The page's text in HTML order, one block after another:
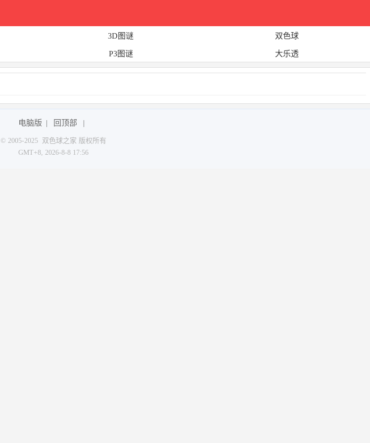
3D图谜 双色球
P3图谜 大乐透
电脑版 | 回顶部 |
© 2005-2025 双色球之家 版权所有
GMT+8, 2026-8-8 17:56